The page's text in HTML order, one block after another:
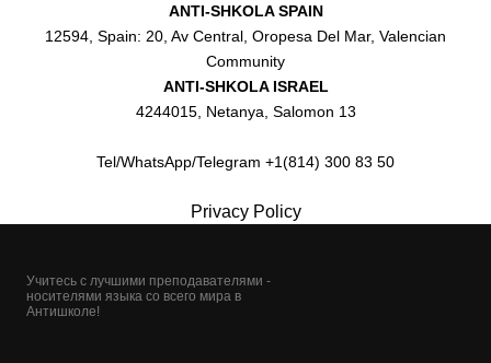
ANTI-SHKOLA SPAIN
12594, Spain: 20, Av Central, Oropesa Del Mar, Valencian
Community
ANTI-SHKOLA ISRAEL
4244015, Netanya, Salomon 13
Tel/WhatsApp/Telegram +1(814) 300 83 50
Privacy Policy
Учитесь с лучшими преподавателями -
носителями языка со всего мира в
Антишколе!